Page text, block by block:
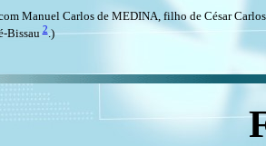
Manuel Carlos de MEDINA, filho de César
Bissau2.)